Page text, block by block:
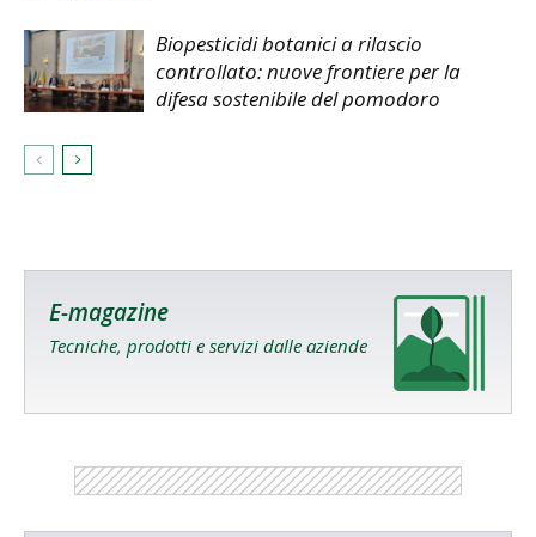
Biopesticidi botanici a rilascio
controllato: nuove frontiere per la
difesa sostenibile del pomodoro
E-magazine
Tecniche, prodotti e servizi dalle aziende